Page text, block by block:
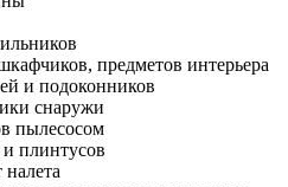
предметов интерьера
и подоконников
снаружи
пылесосом
плинтусов
налета